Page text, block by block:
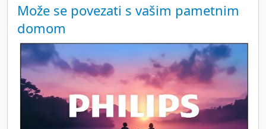
Može se povezati s vašim pametnim
domom